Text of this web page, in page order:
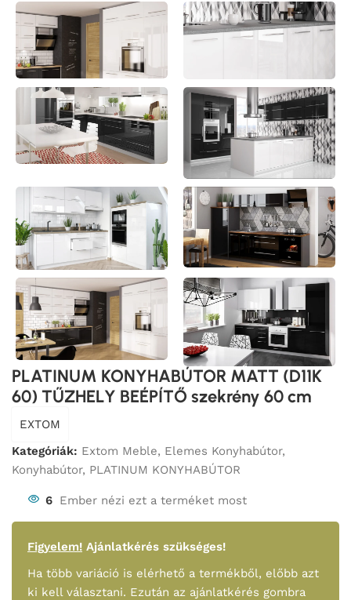
PLATINUM KONYHABÚTOR MATT (D11K
60) TŰZHELY BEÉPÍTŐ szekrény 60 cm
EXTOM
Kategóriák: Extom Meble, Elemes Konyhabútor,
Konyhabútor, PLATINUM KONYHABÚTOR
6 Ember nézi ezt a terméket most
Figyelem! Ajánlatkérés szükséges!
Ha több variáció is elérhető a termékből, előbb azt
ki kell választani. Ezután az ajánlatkérés gombra